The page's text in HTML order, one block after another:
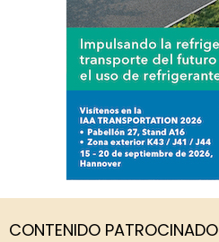
CONTENIDO PATROCINADO